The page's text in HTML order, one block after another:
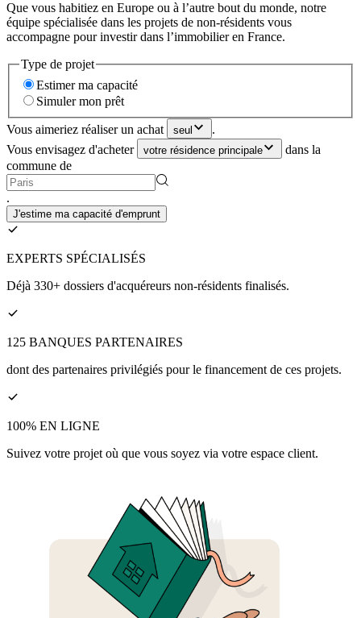
Que vous habitiez en Europe ou à l’autre bout du monde, notre
équipe spécialisée dans les projets de non-résidents vous
accompagne pour investir dans l’immobilier en France.
Type de projet
Estimer ma capacité
Simuler mon prêt
Vous aimeriez réaliser un achat seul
.
Vous envisagez d'acheter
votre résidence principale
dans la
commune de
.
J'estime ma capacité d'emprunt
EXPERTS SPÉCIALISÉS
Déjà 330+ dossiers d'acquéreurs non-résidents finalisés.
125 BANQUES PARTENAIRES
dont des partenaires privilégiés pour le financement de ces projets.
100% EN LIGNE
Suivez votre projet où que vous soyez via votre espace client.